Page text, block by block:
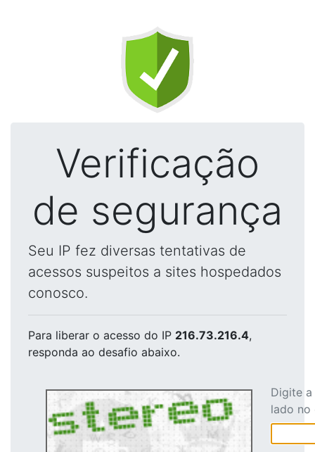
Verificação
de segurança
Seu IP fez diversas tentativas de
acessos suspeitos a sites hospedados
conosco.
Para liberar o acesso do IP 216.73.216.4,
responda ao desafio abaixo.
Digite
lado no